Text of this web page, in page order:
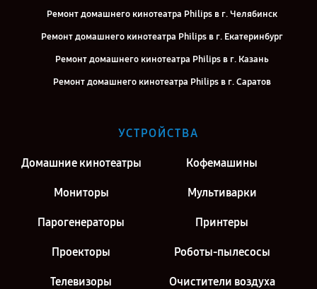
Ремонт домашнего кинотеатра Philips в г. Челябинск
Ремонт домашнего кинотеатра Philips в г. Екатеринбург
Ремонт домашнего кинотеатра Philips в г. Казань
Ремонт домашнего кинотеатра Philips в г. Саратов
Ремонт домашнего кинотеатра Philips в г. Москва
УСТРОЙСТВА
Домашние кинотеатры Кофемашины
Мониторы Мультиварки
Парогенераторы Принтеры
Проекторы Роботы-пылесосы
Телевизоры Очистители воздуха